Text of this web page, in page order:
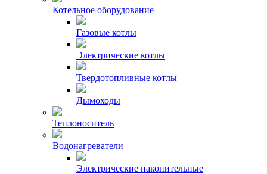
Котельное оборудование
Газовые котлы
Электрические котлы
Твердотопливные котлы
Дымоходы
Теплоноситель
Водонагреватели
Электрические накопительные